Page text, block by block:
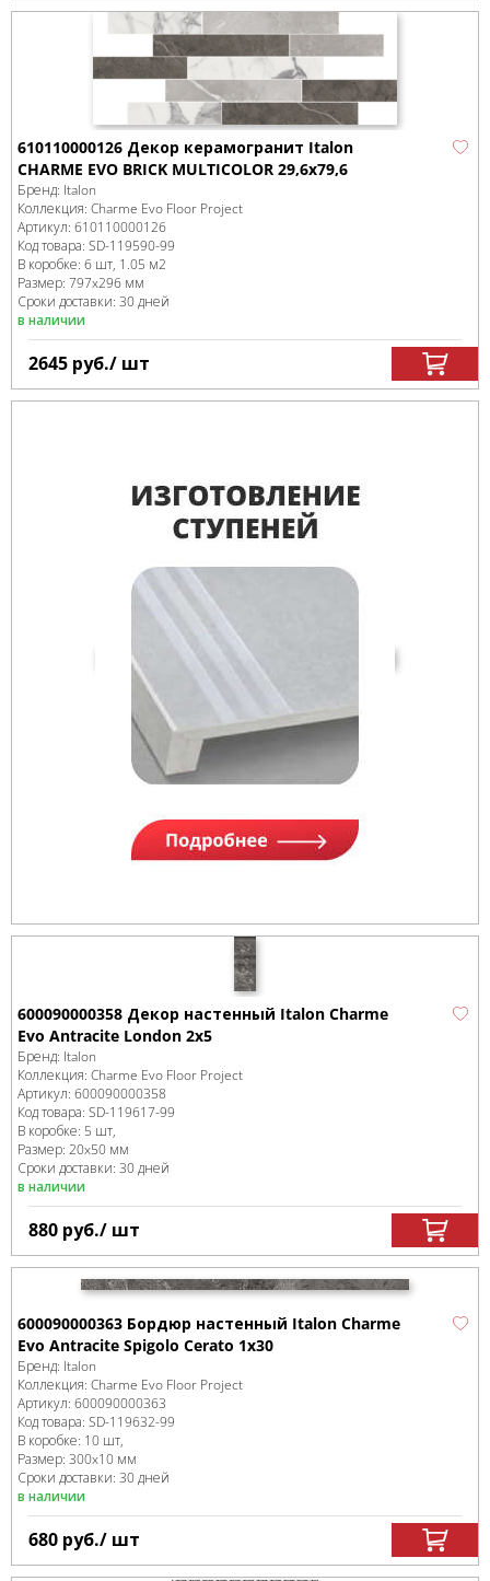
610110000126 Декор керамогранит Italon
CHARME EVO BRICK MULTICOLOR 29,6x79,6
Бренд: Italon
Коллекция: Charme Evo Floor Project
Артикул: 610110000126
Код товара: SD-119590-99
В коробке: 6 шт, 1.05 м2
Размер: 797x296 мм
Сроки доставки: 30 дней
в наличии
2645 руб./ шт
600090000358 Декор настенный Italon Charme
Evo Antracite London 2х5
Бренд: Italon
Коллекция: Charme Evo Floor Project
Артикул: 600090000358
Код товара: SD-119617-99
В коробке: 5 шт,
Размер: 20x50 мм
Сроки доставки: 30 дней
в наличии
880 руб./ шт
600090000363 Бордюр настенный Italon Charme
Evo Antracite Spigolo Cerato 1x30
Бренд: Italon
Коллекция: Charme Evo Floor Project
Артикул: 600090000363
Код товара: SD-119632-99
В коробке: 10 шт,
Размер: 300x10 мм
Сроки доставки: 30 дней
в наличии
680 руб./ шт